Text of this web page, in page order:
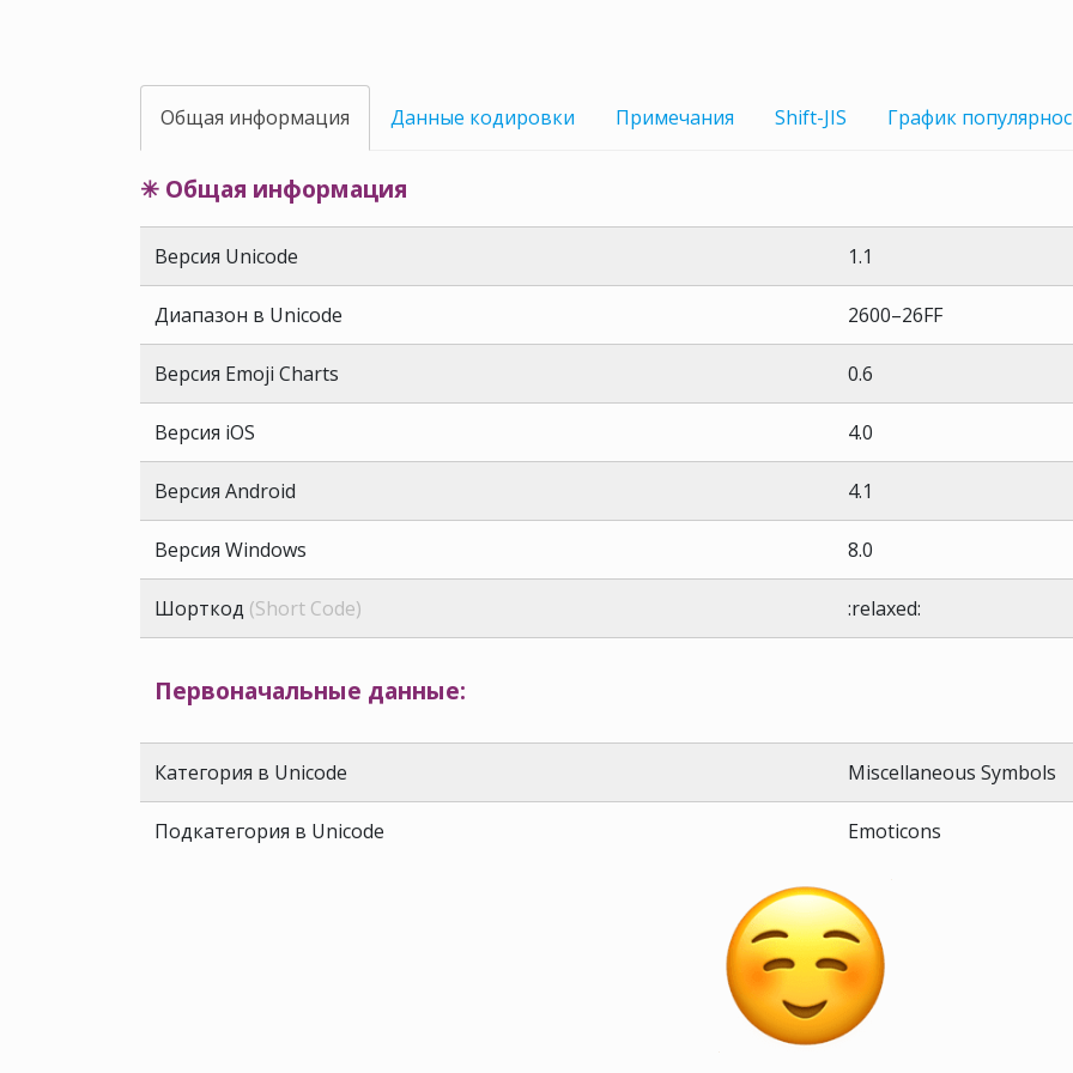
Общая информация Данные кодировки Примечания Shift-JIS График
✳ Общая информация
Версия Unicode 1.1
Диапазон в Unicode 2600–26FF
Версия Emoji Charts 0.6
Версия iOS 4.0
Версия Android 4.1
Версия Windows 8.0
Шорткод (Short Code) :relaxed:
Первоначальные данные:
Категория в Unicode Miscellaneous Symbols
Подкатегория в Unicode Emoticons